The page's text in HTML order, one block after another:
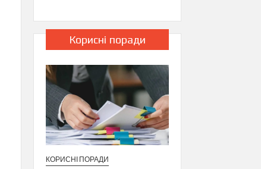
Корисні поради
КОРИСНІ ПОРАДИ